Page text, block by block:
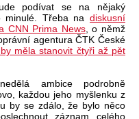
podívat se na nějaký
minulé. Třeba na diskusní
CNN Prima News, o němž
agentura ČTK České
měla stanovit čtyři až pět
ambice podrobně
každou jeho myšlenku z
by se zdálo, že bylo něco
záznam celého